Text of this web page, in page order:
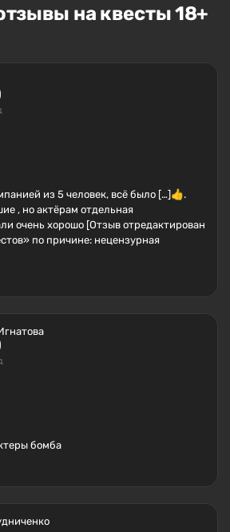
на квесты 18+
из 5 человек, всё было […]👍.
, но актёрам отдельная
очень хорошо [Отзыв отредактирован
по причине: нецензурная
бомба